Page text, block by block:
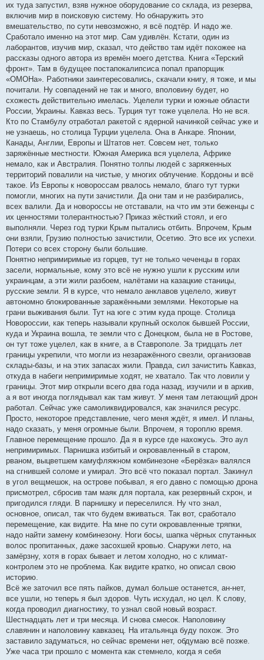
их туда запустил, взяв нужное оборудование со склада, из резерва,
включив мир в поисковую систему. Но обнаружить это
вмешательство, по сути невозможно, я всё подтёр. И надо же.
Сработало именно на этот мир. Сам удивлён. Кстати, один из
лаборантов, изучив мир, сказал, что действо там идёт похожее на
рассказы одного автора из времён моего детства. Книга «Терский
фронт». Там в будущее постапокалипсиса попал прапорщик
«ОМОНа». Работники заинтересовались, скачали книгу, я тоже, и мы
почитали. Ну совпадений не так и много, вполовину будет, но
схожесть действительно имелась. Уцелели турки и южные области
России, Украины. Кавказ весь. Турция тут тоже уцелела. Но не вся.
Кто по Стамбулу отработал ракетой с ядерной начинкой сейчас уже и
не узнаешь, но столица Турции уцелела. Она в Анкаре. Японии,
Канады, Англии, Европы и Штатов нет. Совсем нет, только
заряжённые местности. Южная Америка вся уцелела, Африке
немало, как и Австралия. Понятно толпы людей с заряженных
территорий повалили на чистые, у многих облучение. Кордоны и всё
такое. Из Европы к новороссам рвалось немало, благо тут турки
помогли, многих на пути зачистили. Да они там и не разбирались,
всех валили. Да и новороссы не отставали, на что им эти беженцы с
их ценностями толерантностью? Приказ жёсткий стоял, и его
выполняли. Через год турки Крым пытались отбить. Впрочем, Крым
они взяли, Грузию полностью зачистили, Осетию. Это все их успехи.
Потери со всех сторону были большие.
Понятно непримиримые из горцев, тут не только чеченцы в горах
засели, нормальные, кому это всё не нужно ушли к русским или
украинцам, а эти жили разбоем, налётами на казацкие станицы,
русские земли. Я в курсе, что немало анклавов уцелело, живут
автономно блокированные заражёнными землями. Некоторые на
грани выживания были. Тут на юге с этим куда проще. Столица
Новороссии, как теперь называли крупный осколок бывшей России,
куда и Украина вошла, те земли что с Донецком, была не в Ростове,
он тут тоже уцелел, как в книге, а в Ставрополе. За тридцать лет
границы укрепили, что могли из незаражённого свезли, организовав
склады-базы, и на этих запасах жили. Правда, сил зачистить Кавказ,
откуда в набеги непримиримые ходят, не хватало. Так что ловили у
границы. Этот мир открыли всего два года назад, изучили и в архив,
а я вот иногда поглядывал как там живут. У меня там летающий дрон
работал. Сейчас уже самоликвидировался, как значился ресурс.
Просто, некоторое представление, чего меня ждёт, я имел. И планы,
надо сказать, у меня огромные были. Впрочем, я тороплю время.
Главное перемещение прошло. Да я в курсе где нахожусь. Это аул
непримиримых. Парнишка избитый и окровавленный в старом,
рваном, выцветшем камуфляжном комбинезоне «Берёзка» валялся
на сгнившей соломе и умирал. Это всё что показал портал. Закинул
в угол вещмешок, на острове побывал, я его давно с помощью дрона
присмотрел, сбросив там маяк для портала, как резервный схрон, и
пригодился гляди. В парнишку и переселился. Ну что знал,
основное, описал, так что будем вживаться. Так вот, сработало
перемещение, как видите. На мне по сути окровавленные тряпки,
надо найти замену комбинезону. Ноги босы, шапка чёрных спутанных
волос пропитанных, даже засохшей кровью. Снаружи лето, на
замёрзну, хотя в горах бывает и летом холодно, но с климат-
контролем это не проблема. Как видите кратко, но описал свою
историю.
Всё же заточил все пять пайков, думал больше останется, ан-нет,
все ушли, но теперь я был здоров. Чуть исхудал, но цел. К слову,
когда проводил диагностику, то узнал свой новый возраст.
Шестнадцать лет и три месяца. И снова смесок. Наполовину
славянин и наполовину кавказец. На итальянца буду похож. Это
заставило задуматься, но сейчас времени нет, обдумаю всё позже.
Уже часа три прошло с момента как стемнело, когда я себя